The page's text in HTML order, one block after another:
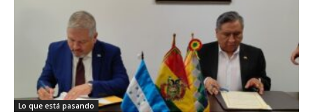
Lo que está pasando